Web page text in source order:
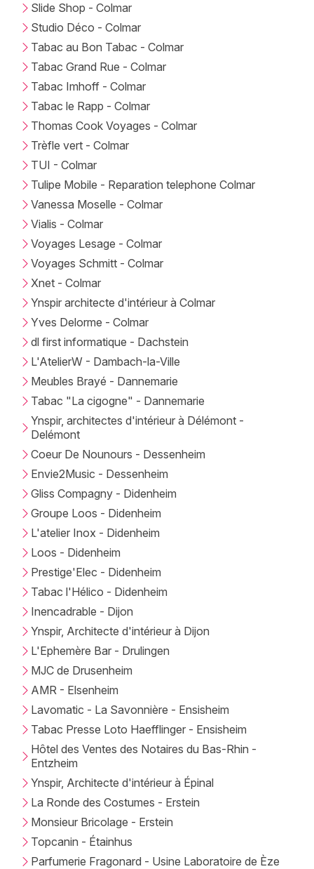
Slide Shop - Colmar
Studio Déco - Colmar
Tabac au Bon Tabac - Colmar
Tabac Grand Rue - Colmar
Tabac Imhoff - Colmar
Tabac le Rapp - Colmar
Thomas Cook Voyages - Colmar
Trèfle vert - Colmar
TUI - Colmar
Tulipe Mobile - Reparation telephone Colmar
Vanessa Moselle - Colmar
Vialis - Colmar
Voyages Lesage - Colmar
Voyages Schmitt - Colmar
Xnet - Colmar
Ynspir architecte d'intérieur à Colmar
Yves Delorme - Colmar
dl first informatique - Dachstein
L'AtelierW - Dambach-la-Ville
Meubles Brayé - Dannemarie
Tabac "La cigogne" - Dannemarie
Ynspir, architectes d'intérieur à Délémont -
Delémont
Coeur De Nounours - Dessenheim
Envie2Music - Dessenheim
Gliss Compagny - Didenheim
Groupe Loos - Didenheim
L'atelier Inox - Didenheim
Loos - Didenheim
Prestige'Elec - Didenheim
Tabac l'Hélico - Didenheim
Inencadrable - Dijon
Ynspir, Architecte d'intérieur à Dijon
L'Ephemère Bar - Drulingen
MJC de Drusenheim
AMR - Elsenheim
Lavomatic - La Savonnière - Ensisheim
Tabac Presse Loto Haefflinger - Ensisheim
Hôtel des Ventes des Notaires du Bas-Rhin -
Entzheim
Ynspir, Architecte d'intérieur à Épinal
La Ronde des Costumes - Erstein
Monsieur Bricolage - Erstein
Topcanin - Étainhus
Parfumerie Fragonard - Usine Laboratoire de Èze